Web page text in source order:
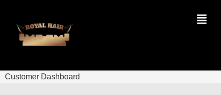
Customer Dashboard